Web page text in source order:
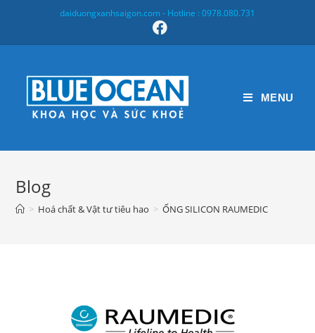
content
daiduongxanhsaigon.com - Hotline : 0978.080.731
MENU
Blog
> Hoá chất & Vật tư tiêu hao > ỐNG SILICON RAUMEDIC